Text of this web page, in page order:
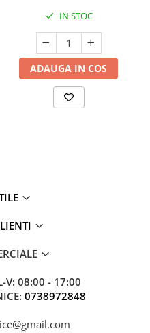
IN STOC
ADAUGA IN COS
V: 08:00 - 17:00
0738972848